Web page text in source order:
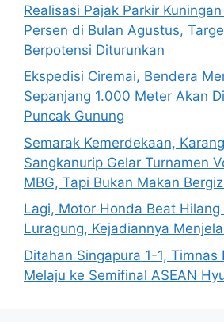
Realisasi Pajak Parkir
Persen di Bulan Agustus,
Berpotensi Diturunkan
Ekspedisi Ciremai, Bendera
Sepanjang 1.000 Meter Akan
Puncak Gunung
Semarak Kemerdekaan,
Sangkanurip Gelar Turnamen
MBG, Tapi Bukan Makan
Lagi, Motor Honda Beat Hilang
Luragung, Kejadiannya
Ditahan Singapura 1-1, Timnas
Melaju ke Semifinal ASEAN